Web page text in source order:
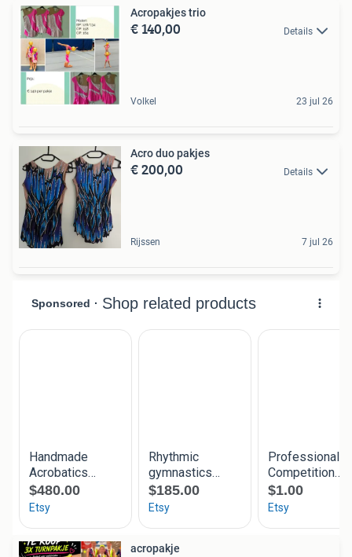
Acropakjes trio
€ 140,00 Details
Volkel 23 jul 26
Acro duo pakjes
€ 200,00 Details
Rijssen 7 jul 26
acropakje